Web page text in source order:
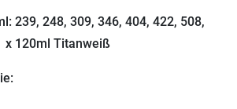
239, 248, 309, 346, 404, 422, 508,
x 120ml Titanweiß